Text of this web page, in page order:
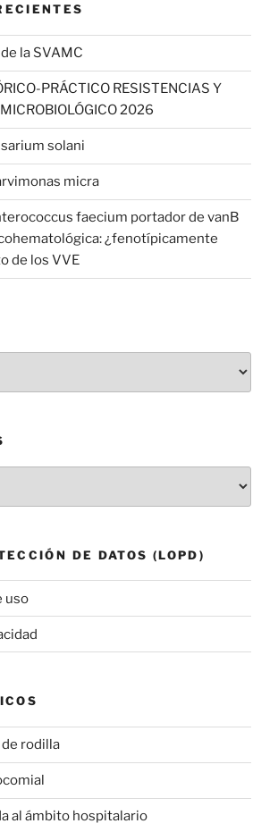
la SVAMC
PRÁCTICO RESISTENCIAS Y
2026
solani
micra
faecium portador de vanB
¿fenotípicamente
de los VVE
DE DATOS (LOPD)
uso
rodilla
al ámbito hospitalario